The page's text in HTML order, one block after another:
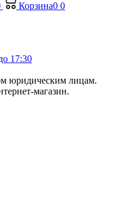
Корзина0 0
17:30
юридическим лицам.
магазин.